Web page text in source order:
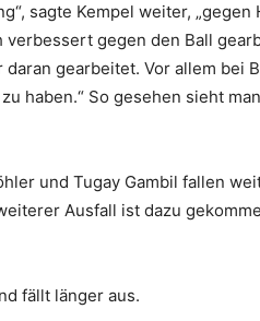
sagte Kempel weiter,
gegen den Ball
gearbeitet. Vor allem
haben.“ So gesehen sieht
und Tugay Gambil fallen
Ausfall ist dazu
fällt länger aus.